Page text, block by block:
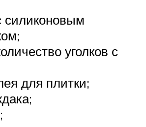
силиконовым
уголков с
для плитки;